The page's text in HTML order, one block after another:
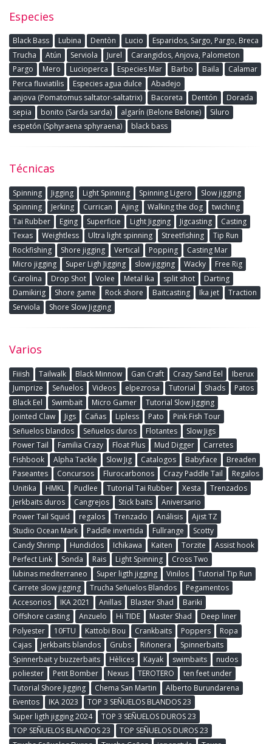
Especies
Black Bass Lubina Dentòn Lucio
Esparidos, Sargo, Pargo, Breca
Trucha
Atún Serviola Jurel
Carangidos, Anjova, Palometon
Pargo
Mero Lucioperca Especies Mar Barbo Baila
Calamar
Perca fluviatilis
Especies agua dulce
Abadejo
anjova (Pomatomus saltator-saltatrix)
Bacoreta Dentón
Dorada
sepia
bonito (Sarda sarda) algarín (Belone Belone)
Siluro
espetón (Sphyraena sphyraena)
black bass
Técnicas
Spinning Jigging Light Spinning Spinning Ligero
Slow jigging
Spinning
Jerking Currican Ajing Walking the dog
twiching
Tai Rubber
Eging Superficie Light Jigging Jigcasting
Casting
Texas
Weightless Ultra light spinning Streetfishing
Tip Run
Rockfishing
Shore jigging Vertical Popping
Casting Mar
Micro jigging
Super Ligh Jigging slow jigging Wacky
Free Rig
Carolina
Drop Shot Volee Metal Ika split shot
Darting
Damikirig
Shore game Rock shore Baitcasting Ika jet
Traction
Serviola
Shore Slow Jigging
Varios
Fiiish Tailwalk Black Minnow Gan Craft Crazy Sand Eel
Iberux
Jumprize
Señuelos Videos elpezrosa Tutorial Shads
Patos
Black Eel
Swimbait Micro Gamer
Tutorial Slow Jigging
Jointed Claw
Jigs Cañas Lipless Pato
Pink Fish Tour
Señuelos blandos
Señuelos duros Flotantes
Slow Jigs
Power Tail
Familia Crazy Float Plus Mud Digger
Carretes
Fishbook
Alpha Tackle Slow Jig Catalogos Babyface
Breaden
Paseantes
Concursos Flurocarbonos Crazy Paddle Tail
Regalos
Unitika
HMKL Pudlee Tutorial Tai Rubber Xesta
Trenzados
Jerkbaits duros
Cangrejos Stick baits
Aniversario
Power Tail Squid
regalos Trenzado Análisis
Ajist TZ
Studio Ocean Mark
Paddle invertida Fullrange
Scotty
Candy Shrimp
Hundidos Ichikawa Kaiten Torzite
Assist hook
Perfect Link
Sonda Rais Light Spinning
Cross Two
lubinas mediterraneo
Super ligth jigging Vinilos
Tutorial Tip Run
Carrete slow jigging
Trucha Señuelos Blandos
Pegamentos
Accesorios
IKA 2021 Anillas Blaster Shad
Bariki
Offshore casting
Anzuelo Hi TIDE Master Shad
Deep liner
Polyester
10FTU Kattobi Bou Crankbaits Poppers
Ropa
Cajas
Jerkbaits blandos Grubs Riñonera
Spinnerbaits
Spinnerbait y buzzerbaits
Hèlices Kayak swimbaits
nudos
poliester
Petit Bomber Nexus TEROTERO
ten feet under
Tutorial Shore Jigging
Chema San Martin
Alberto Burundarena
Eventos
IKA 2023
TOP 3 SEÑUELOS BLANDOS 23
Super ligth jigging 2024
TOP 3 SEÑUELOS DUROS 23
TOP SEÑUELOS BLANDOS 23
TOP SEÑUELOS DUROS 23